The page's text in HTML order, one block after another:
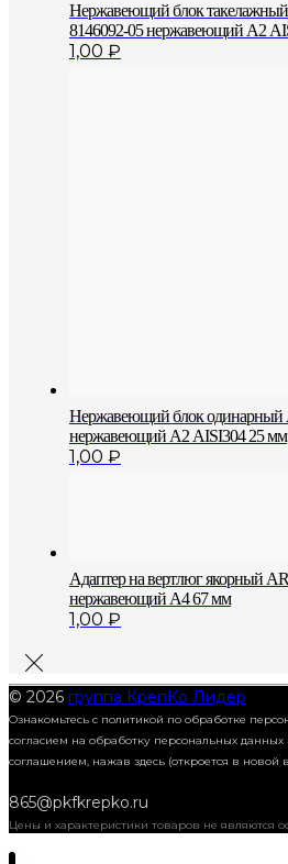
Нержавеющий блок
8146092-05 нержавеющий А2
1,00 ₽
Нержавеющий блок одинарный
нержавеющий А2 AISI304 25 мм
1,00 ₽
Адаптер на вертлюг якорный
нержавеющий A4 67 мм
1,00 ₽
© 2026 группа КрепКо Лидер
Ознакомьтесь с политикой по обработке
согласием на обработку персональных данных
соглашением, нажав здесь (откроется в новой
865@pkfkrepko.ru
Цены и характеристики товаров не являются